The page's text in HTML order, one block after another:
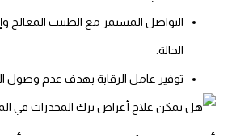
التواصل المستمر مع الطبيب المعالج
الحالة.
توفير عامل الرقابة بهدف عدم وصول